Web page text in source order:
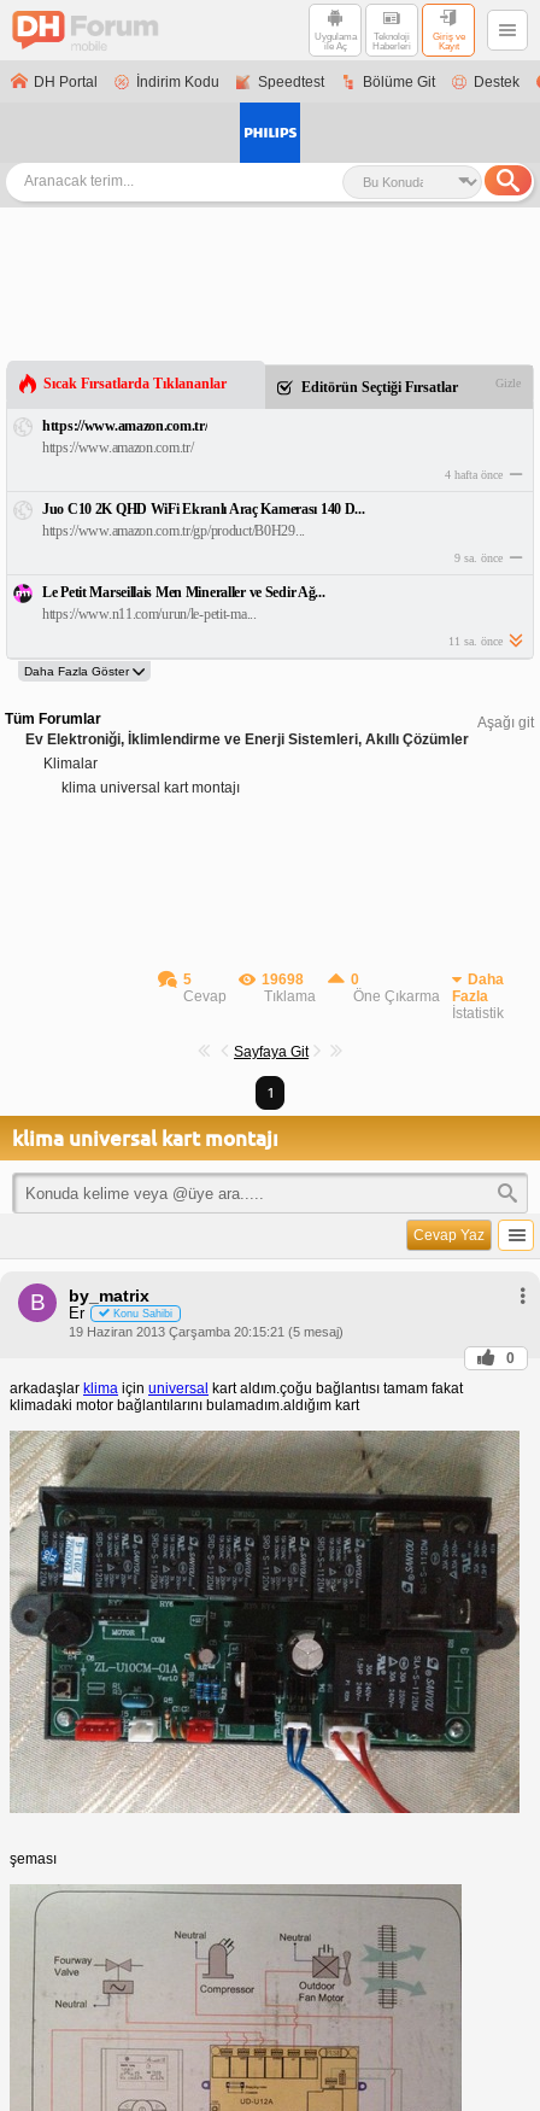
Uygulama
ile Aç
Teknoloji
Haberleri
Giriş ve
Kayıt
DH Portal İndirim Kodu Speedtest Bölüme Git Destek
Sıcak Fırsatlarda Tıklananlar Editörün Seçtiği Fırsatlar Gizle
https://www.amazon.com.tr/
https://www.amazon.com.tr/
4 hafta önce
Juo C10 2K QHD WiFi Ekranlı Araç Kamerası 140 D...
https://www.amazon.com.tr/gp/product/B0H29...
9 sa. önce
Le Petit Marseillais Men Mineraller ve Sedir Ağ...
https://www.n11.com/urun/le-petit-ma...
11 sa. önce
Aşağı git
Tüm Forumlar
Ev Elektroniği, İklimlendirme ve Enerji Sistemleri, Akıllı Çözümler
Klimalar
klima universal kart montajı
5
Cevap
19698
Tıklama
0
Öne Çıkarma
Daha
Fazla
İstatistik
Sayfaya Git
1
klima universal kart montajı
Cevap Yaz
B by_matrix
Er Konu Sahibi
19 Haziran 2013 Çarşamba 20:15:21 (5 mesaj)
0
arkadaşlar klima için universal kart aldım.çoğu bağlantısı tamam fakat
klimadaki motor bağlantılarını bulamadım.aldığım kart
şeması